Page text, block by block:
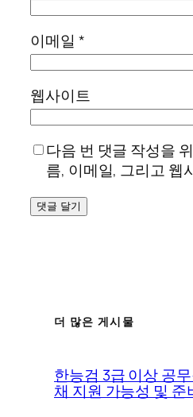
이메일 *
웹사이트
다음 번 댓글 작성을
름, 이메일, 그리고 웹
더 많은 게시물
한능검 3급 이상 공
채 지원 가능성 및 준